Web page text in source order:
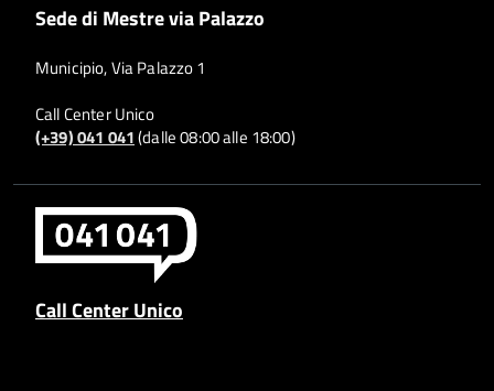
Sede di Mestre via Palazzo
Municipio, Via Palazzo 1
Call Center Unico
(+39) 041 041(dalle 08:00 alle 18:00)
Call Center Unico